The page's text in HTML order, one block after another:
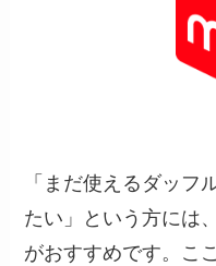
「まだ使えるダッフ
たい」という方には
がおすすめです。こ